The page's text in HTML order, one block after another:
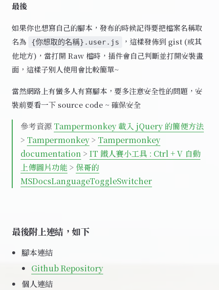
最後
如果你也想寫自己的腳本，發布的時候記得要把檔案名稱取
名為
{你想取的名稱}.user.js
，這樣發佈到 gist (或其
他地方)，當打開 Raw 檔時，插件會自己判斷並打開安裝畫
面，這樣子別人使用會比較簡單~
當然網路上有蠻多人有寫腳本，要多注意安全性的問題，安
裝前要看一下 source code ~ 確保安全
參考資源 Tampermonkey 載入 jQuery 的簡便方法
> Tampermonkey > Tampermonkey
documentation > IT 鐵人賽小工具 : Ctrl + V 自動
上傳圖片功能 > 保哥的
MSDocsLanguageToggleSwitcher
最後附上連結，如下
腳本連結
Github Repository
個人連結